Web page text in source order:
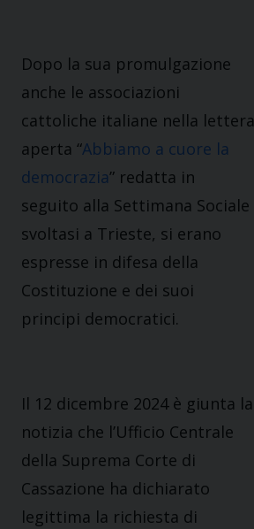
Dopo la sua promulgazione
anche le associazioni
cattoliche italiane nella lettera
aperta “Abbiamo a cuore la
democrazia” redatta in
seguito alla Settimana Sociale
svoltasi a Trieste, si erano
espresse in difesa della
Costituzione e dei suoi
principi democratici.
Il 12 dicembre 2024 è giunta la
notizia che l’Ufficio Centrale
della Suprema Corte di
Cassazione ha dichiarato
legittima la richiesta di